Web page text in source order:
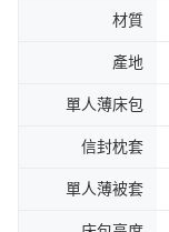
材質
產地
單人薄床包
信封枕套
單人薄被套